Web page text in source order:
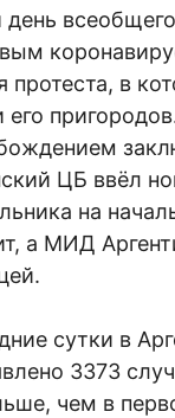
в
ЦБ ввёл
на
а МИД
сутки в
3373
чем в